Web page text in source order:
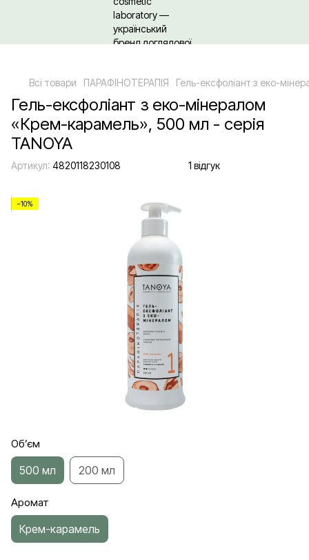
Всі товари ПАРАФІНОТЕРАПІЯ Гель-ексфоліант з еко-
Гель-ексфоліант з еко-мінералом
«Крем-карамель», 500 мл - серія
TANOYA
Артикул: 4820118230108 1 відгук
−10%
Об’єм
500 мл 200 мл
Аромат
Крем-карамель